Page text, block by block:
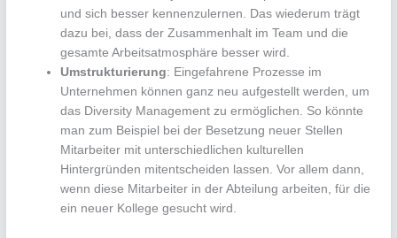
und sich besser kennenzulernen. Das wiederum trägt
dazu bei, dass der Zusammenhalt im Team und die
gesamte Arbeitsatmosphäre besser wird.
Umstrukturierung: Eingefahrene Prozesse im
Unternehmen können ganz neu aufgestellt werden, um
das Diversity Management zu ermöglichen. So könnte
man zum Beispiel bei der Besetzung neuer Stellen
Mitarbeiter mit unterschiedlichen kulturellen
Hintergründen mitentscheiden lassen. Vor allem dann,
wenn diese Mitarbeiter in der Abteilung arbeiten, für die
ein neuer Kollege gesucht wird.